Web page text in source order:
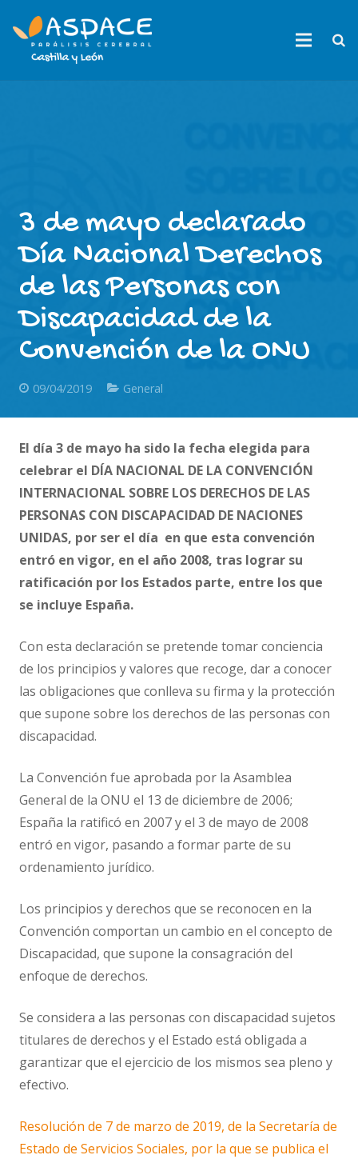
3 de mayo declarado
Día Nacional Derechos
de las Personas con
Discapacidad de la
Convención de la ONU
09/04/2019 General
El día 3 de mayo ha sido la fecha elegida para
celebrar el DÍA NACIONAL DE LA CONVENCIÓN
INTERNACIONAL SOBRE LOS DERECHOS DE LAS
PERSONAS CON DISCAPACIDAD DE NACIONES
UNIDAS, por ser el día en que esta convención
entró en vigor, en el año 2008, tras lograr su
ratificación por los Estados parte, entre los que
se incluye España.
Con esta declaración se pretende tomar conciencia
de los principios y valores que recoge, dar a conocer
las obligaciones que conlleva su firma y la protección
que supone sobre los derechos de las personas con
discapacidad.
La Convención fue aprobada por la Asamblea
General de la ONU el 13 de diciembre de 2006;
España la ratificó en 2007 y el 3 de mayo de 2008
entró en vigor, pasando a formar parte de su
ordenamiento jurídico.
Los principios y derechos que se reconocen en la
Convención comportan un cambio en el concepto de
Discapacidad, que supone la consagración del
enfoque de derechos.
Se considera a las personas con discapacidad sujetos
titulares de derechos y el Estado está obligada a
garantizar que el ejercicio de los mismos sea pleno y
efectivo.
Resolución de 7 de marzo de 2019, de la Secretaría de
Estado de Servicios Sociales, por la que se publica el